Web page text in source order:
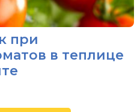
при
в теплице